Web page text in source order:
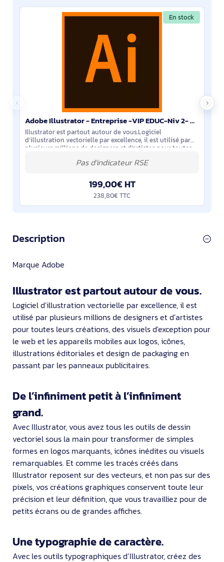
En stock
Adobe Illustrator - Entreprise -VIP EDUC-Niv 2- Abo 1 an
Illustrator est partout autour de vous.Logiciel
d’illustration vectorielle par excellence, il est utilisé par
plusieurs millions de designers et d’artistes pour toutes
199,00€ HT
238,80€ TTC
Description
Marque Adobe
Illustrator est partout autour de vous.
Logiciel d’illustration vectorielle par excellence, il est
utilisé par plusieurs millions de designers et d’artistes
pour toutes leurs créations, des visuels d'exception pour
le web et les appareils mobiles aux logos, icônes,
illustrations éditoriales et design de packaging en
passant par les panneaux publicitaires.
De l’infiniment petit à l’infiniment
grand.
Avec Illustrator, vous avez tous les outils de dessin
vectoriel sous la main pour transformer de simples
formes en logos marquants, icônes inédites ou visuels
remarquables. Et comme les tracés créés dans
Illustrator reposent sur des vecteurs, et non pas sur des
pixels, vos créations graphiques conservent toute leur
précision et leur définition, que vous travailliez pour de
petits écrans ou de grandes affiches.
Une typographie de caractère.
Avec les outils typographiques d’Illustrator, créez des